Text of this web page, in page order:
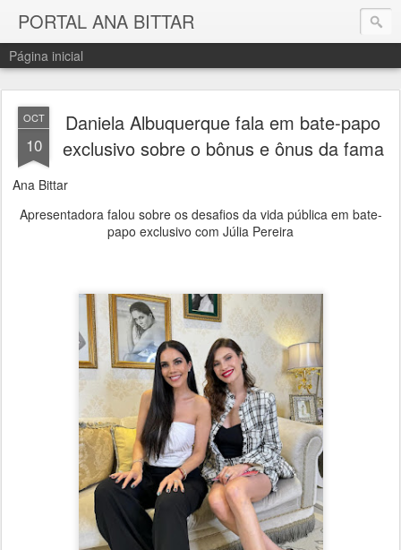
PORTAL ANA BITTAR
Página inicial
OCT
10
Daniela Albuquerque fala em bate-papo
exclusivo sobre o bônus e ônus da fama
Ana Bittar
Apresentadora falou sobre os desafios da vida pública em bate-
papo exclusivo com Júlia Pereira